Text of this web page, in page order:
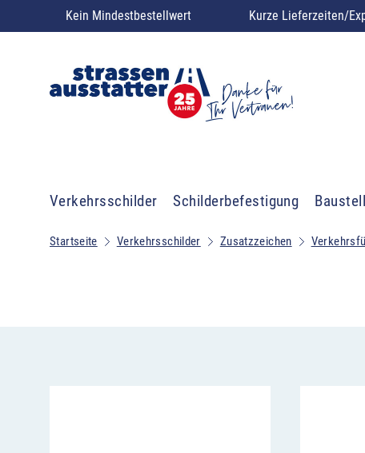
Kein Mindestbestellwert Kurze Lieferzeiten/
Verkehrsschilder Schilderbefestigung
Startseite Verkehrsschilder Zusatzzeichen